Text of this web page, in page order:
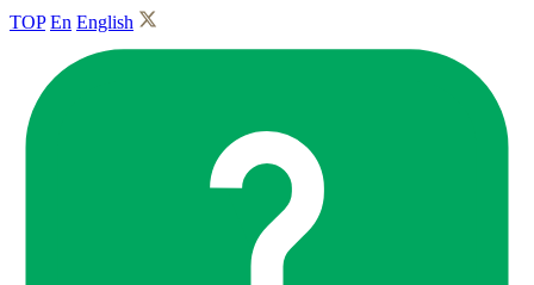
TOP En English